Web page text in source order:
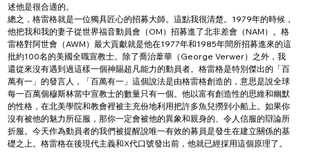
述他是很合適的。
總之，格雷格就是一位獨具匠心的招募大師。這點我很清楚。1979年的時候，
他把我和我的妻子從世界福音動員會（OM）招募進了北非差會（NAM）。格
雷格對阿世會（AWM）最大貢獻就是他在1977年和1985年間所招募進來的這
批約100名的美國全職宣教士。除了喬治葦華（George Verwer）之外，我
還從來沒有遇到過這樣一個神賜超凡能力的動員者。格雷格是特別傑出的「百
萬有一」的發言人，「百萬有一」這個說法是由格雷格創造的，意思是說全球
每一百萬個穆斯林當中宣教士的數量只有一個。他以富有創造性的思維和幽默
的性格，在北美學院和教會裡被主充份地利用把許多魚兒撈到小船上。如果你
沒有被他的魅力所征服，那你一定會被他的異象和親身的、令人信服的辯論所
折服。今天作為動員者的我們被提醒說唯一有效的募員是發生在建立關係的基
礎之上。格雷格在後現代主義和X代口號發出前，他就已經採用這個原理了。